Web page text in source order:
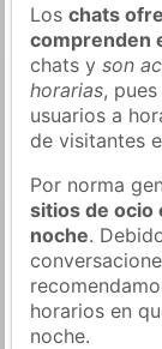
Loschats
comprenden
chats yson
horarias,
usuarios a
de visitantes
Por norma
sitios de ocio
noche.
horarios en
noche.